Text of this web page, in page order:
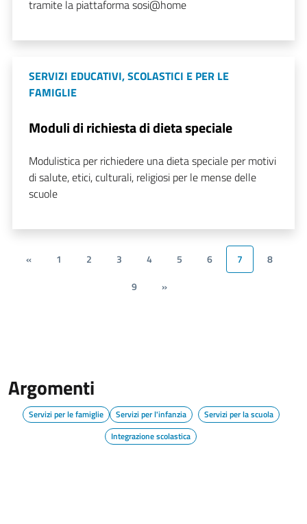
tramite la piattaforma sosi@home
SERVIZI EDUCATIVI, SCOLASTICI E PER LE
FAMIGLIE
Moduli di richiesta di dieta speciale
Modulistica per richiedere una dieta speciale per motivi
di salute, etici, culturali, religiosi per le mense delle
scuole
« 1 2 3 4 5 6 7
8
9
»
Argomenti
Servizi per le famiglie Servizi per l'infanzia
Servizi per la scuola
Integrazione scolastica